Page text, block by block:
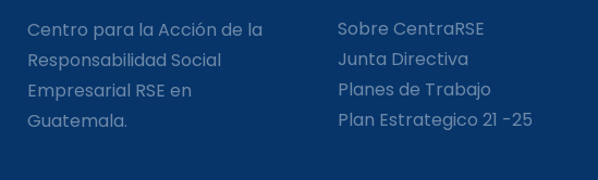
Centro para la Acción de la
Responsabilidad Social
Empresarial RSE en
Guatemala.
Sobre CentraRSE
Junta Directiva
Planes de Trabajo
Plan Estrategico 21 -25